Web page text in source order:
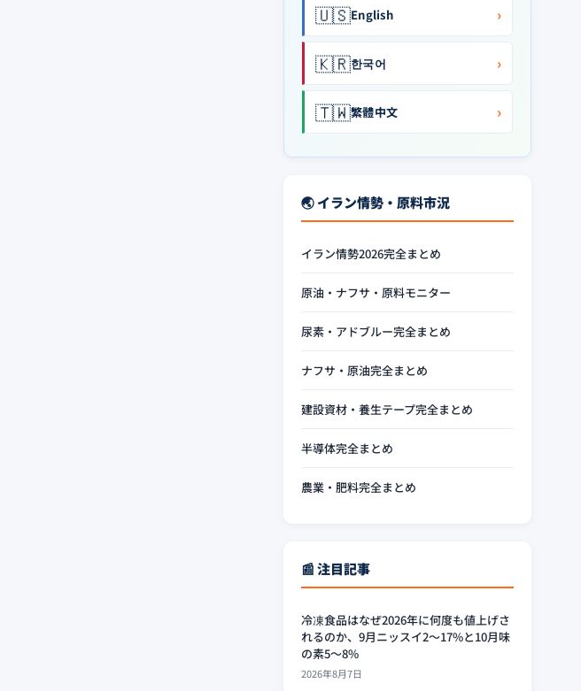
🇺🇸English ›
🇰🇷한국어 ›
🇹🇼繁體中文 ›
🌏 イラン情勢・原料市況
イラン情勢2026完全まとめ
原油・ナフサ・原料モニター
尿素・アドブルー完全まとめ
ナフサ・原油完全まとめ
建設資材・養生テープ完全まとめ
半導体完全まとめ
農業・肥料完全まとめ
📰 注目記事
冷凍食品はなぜ2026年に何度も値上げさ
れるのか、9月ニッスイ2〜17%と10月味
の素5〜8%
2026年8月7日